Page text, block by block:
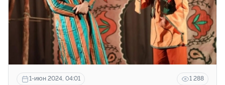
1-июн 2024, 04:01 1 288